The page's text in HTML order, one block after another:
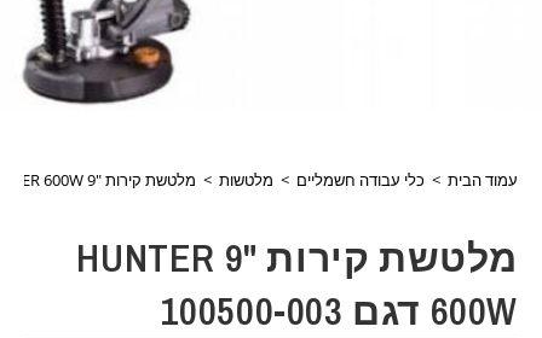
עמוד הבית > כלי עבודה חשמליים > מלטשות > מלטשת קירות "9 HUNTER 600W דגם 100500-003
מלטשת קירות "9 HUNTER
600W דגם 100500-003